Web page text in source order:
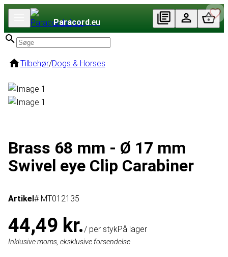
Paracord.eu
Tilbehør/Dogs & Horses
Brass 68 mm - Ø 17 mm
Swivel eye Clip Carabiner
Artikel# MT012135
44,49 kr./ per stykPå lager
Inklusive moms, eksklusive forsendelse